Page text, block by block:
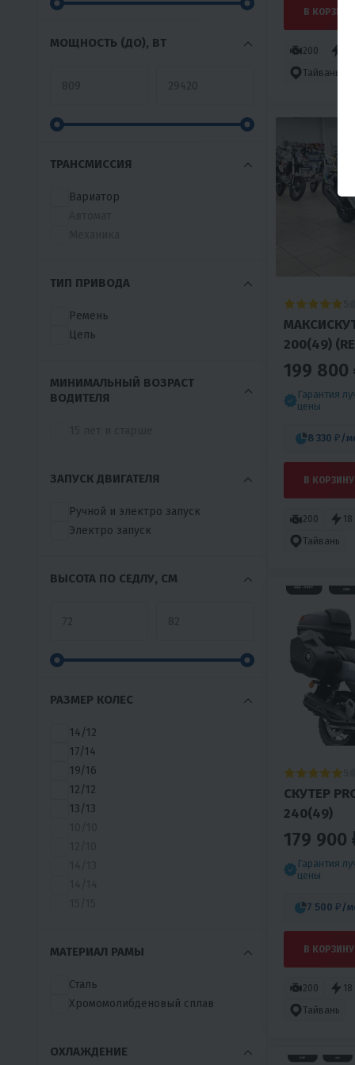
МОЩНОСТЬ (ДО), ВТ
ТРАНСМИССИЯ
Вариатор
ТИП ПРИВОДА
Ремень
Цепь
МИНИМАЛЬНЫЙ ВОЗРАСТ
ВОДИТЕЛЯ
ЗАПУСК ДВИГАТЕЛЯ
Ручной и электро запуск
Электро запуск
ВЫСОТА ПО СЕДЛУ, СМ
РАЗМЕР КОЛЕС
14/12
17/14
19/16
12/12
13/13
МАТЕРИАЛ РАМЫ
Сталь
Хромомолибденовый сплав
ОХЛАЖДЕНИЕ
В КОРЗИНУ
200
Тайвань
200(49)
199 800
Гарантия
цены
8 330 ₽ /
В КОРЗИНУ
200 18
Тайвань
СКУТЕР
240(49)
179 900
Гарантия
цены
7 500 ₽ /
В КОРЗИНУ
200 18
Тайвань